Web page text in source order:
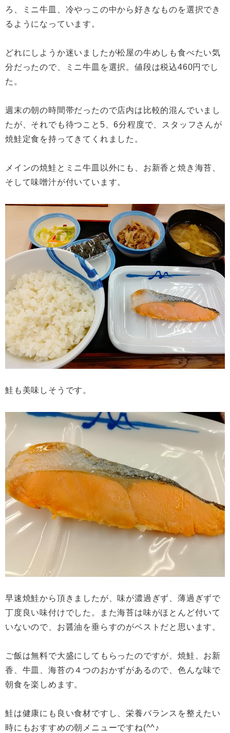
ろ、ミニ牛皿、冷やっこの中から好きなものを選択でき
るようになっています。
どれにしようか迷いましたが松屋の牛めしも食べたい気
分だったので、ミニ牛皿を選択。値段は税込460円でし
た。
週末の朝の時間帯だったので店内は比較的混んでいまし
たが、それでも待つこと5、6分程度で、スタッフさんが
焼鮭定食を持ってきてくれました。
メインの焼鮭とミニ牛皿以外にも、お新香と焼き海苔、
そして味噌汁が付いています。
鮭も美味しそうです。
早速焼鮭から頂きましたが、味が濃過ぎず、薄過ぎずで
丁度良い味付けでした。また海苔は味がほとんど付いて
いないので、お醤油を垂らすのがベストだと思います。
ご飯は無料で大盛にしてもらったのですが、焼鮭、お新
香、牛皿、海苔の４つのおかずがあるので、色んな味で
朝食を楽しめます。
鮭は健康にも良い食材ですし、栄養バランスを整えたい
時にもおすすめの朝メニューですね(^^♪